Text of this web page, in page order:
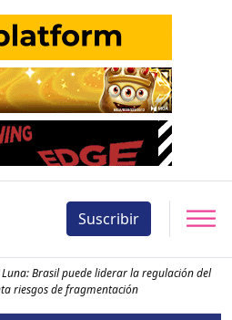
Suscribir
Brasil puede liderar la regulación del
riesgos de fragmentación